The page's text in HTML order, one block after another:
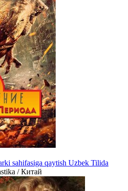
sahifasiga qaytish Uzbek Tilida
/ Китай